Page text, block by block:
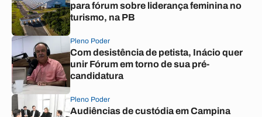
para fórum sobre liderança feminina no
turismo, na PB
Pleno Poder
Com desistência de petista, Inácio quer
unir Fórum em torno de sua pré-
candidatura
Pleno Poder
Audiências de custódia em Campina